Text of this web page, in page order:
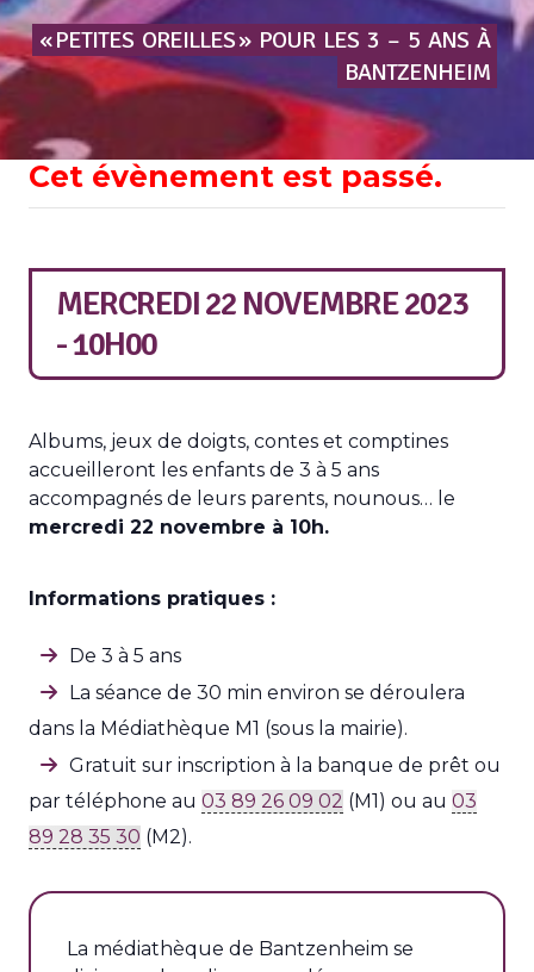
« PETITES OREILLES » POUR LES 3 – 5 ANS À
BANTZENHEIM
Cet évènement est passé.
MERCREDI 22 NOVEMBRE 2023
- 10H00
Albums, jeux de doigts, contes et comptines
accueilleront les enfants de 3 à 5 ans
accompagnés de leurs parents, nounous… le
mercredi 22 novembre à 10h.
Informations pratiques :
De 3 à 5 ans
La séance de 30 min environ se déroulera
dans la Médiathèque M1 (sous la mairie).
Gratuit sur inscription à la banque de prêt ou
par téléphone au 03 89 26 09 02 (M1) ou au 03
89 28 35 30 (M2).
La médiathèque de Bantzenheim se